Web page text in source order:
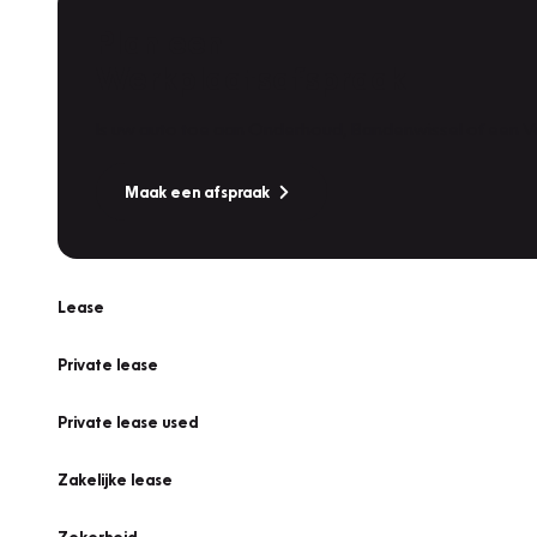
Maak een afspraak
Lease
Private lease
Private lease used
Zakelijke lease